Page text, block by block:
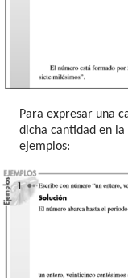
Para expresar una
dicha cantidad en
ejemplos: